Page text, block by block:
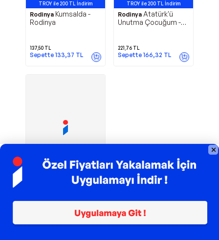
TROY ile 200 TL İndirim
Rodinya Kumsalda -
Rodinya
137,50 TL
Sepette 133,37 TL
TROY ile 200 TL İndirim
Rodinya Atatürk'ü
Unutma Çocuğum -
221,76 TL
Sepette 166,32 TL
TROY ile 200 TL İndirim
Kurbağa